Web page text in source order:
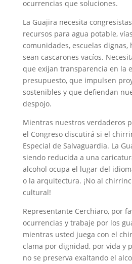
ocurrencias que soluciones.
La Guajira necesita
recursos para agua potable,
comunidades, escuelas dignas,
sean cascarones vacíos.
que exijan transparencia en la
presupuesto, que impulsen
sostenibles y que defiendan
despojo.
Mientras nuestros verdaderos
el Congreso discutirá si el
Especial de Salvaguardia. La
siendo reducida a una
alcohol ocupa el lugar del
o la arquitectura. ¡No al
cultural!
Representante Cerchiaro, por
ocurrencias y trabaje por los
mientras usted juega con el
clama por dignidad, por vida y
no se preserva exaltando el